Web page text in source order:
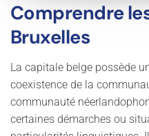
Comprendre
Bruxelles
La capitale belge possède
coexistence de la
communauté
certaines démarches ou